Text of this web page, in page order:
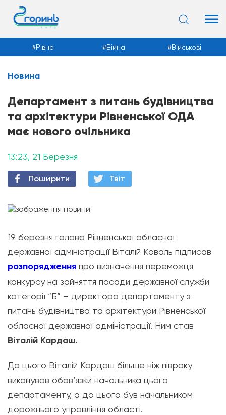
Новини
Рівне Війна Військові
Новина
Департамент з питань будівництва
та архітектури Рівненської ОДА
має нового очільника
13:23, 21 Березня
Поширити Твiт
19 березня голова Рівненської обласної
державної адміністрації Віталій Коваль підписав
розпорядження про визначення переможця
конкурсу на зайняття посади державної служби
категорії “Б” – директора департаменту з
питань будівництва та архітектури Рівненської
обласної державної адміністрації. Ним став
Віталій Кардаш.
До цього Віталій Кардаш більше ніж півроку
виконував обов’язки начальника цього
департаменту, а до цього був начальником
дорожнього управління області.